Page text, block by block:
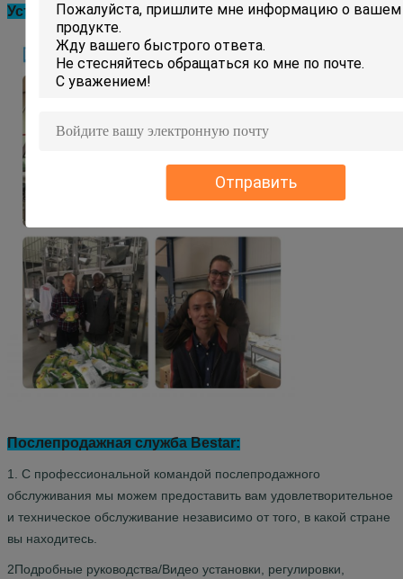
Отправить
Установка машины на заводе клиента:
Послепродажная служба Bestar:
1. С профессиональной командой послепродажного
обслуживания мы можем предоставить вам удовлетворительное
и техническое обслуживание независимо от того, в какой стране
вы находитесь.
2Подробные руководства/Видео установки, регулировки,